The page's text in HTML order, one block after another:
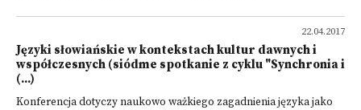
22.04.2017
Języki słowiańskie w kontekstach kultur dawnych i
współczesnych (siódme spotkanie z cyklu "Synchronia i
(...)
Konferencja dotyczy naukowo ważkiego zagadnienia języka jako